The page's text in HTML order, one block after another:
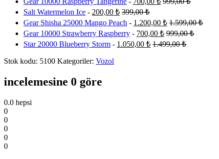
Salt Watermelon Ice - 200,00 ₺ 399,00₺
Gear Shisha 25000 Mango Peach - 1.200,00 ₺ 1.599,00₺
Gear 10000 Strawberry Raspberry - 700,00 ₺ 999,00₺
Star 20000 Blueberry Storm - 1.050,00 ₺ 1.499,00₺
Stok kodu: 5100 Kategoriler: Vozol
incelemesine 0 göre
0.0 hepsi
0
0
0
0
0